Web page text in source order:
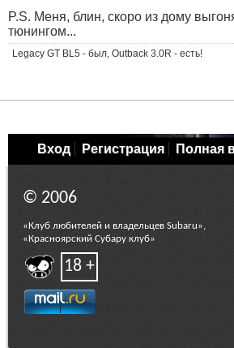
P.S. Меня, блин, скоро из дому
тюнингом...
Legacy GT BL5 - был, Outback 3.0R - есть!
Вход Регистрация Полная
© 2006
«Клуб любителей и владельцев Subaru»,
«Красноярский Субару клуб»
18 +